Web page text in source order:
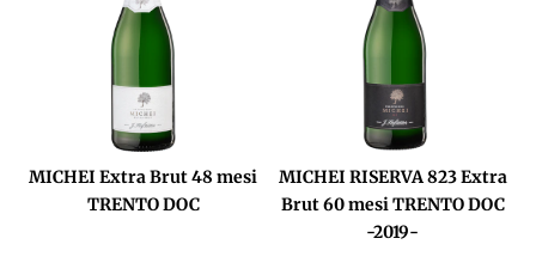
MICHEI Extra Brut 48 mesi
TRENTO DOC
MICHEI RISERVA 823 Extra
Brut 60 mesi TRENTO DOC
-2019-